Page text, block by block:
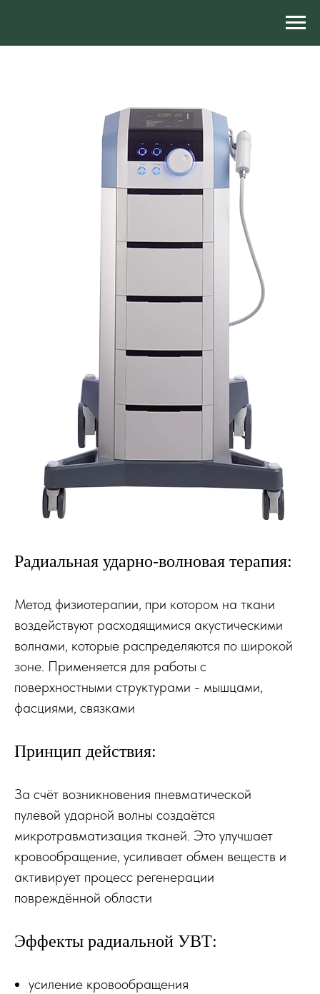
Радиальная ударно-волновая терапия:
Метод физиотерапии, при котором на ткани
воздействуют расходящимися акустическими
волнами, которые распределяются по широкой
зоне. Применяется для работы с
поверхностными структурами - мышцами,
фасциями, связками
Принцип действия:
За счёт возникновения пневматической
пулевой ударной волны создаётся
микротравматизация тканей. Это улучшает
кровообращение, усиливает обмен веществ и
активирует процесс регенерации
повреждённой области
Эффекты радиальной УВТ:
усиление кровообращения